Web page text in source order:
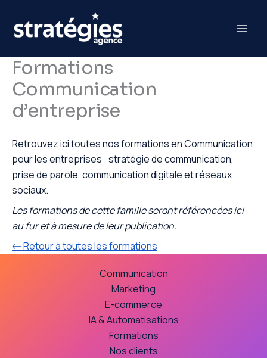
contenu
Formations
Communication
d’entreprise
Retrouvez ici toutes nos formations en Communication
pour les entreprises : stratégie de communication,
prise de parole, communication digitale et réseaux
sociaux.
Les formations de cette famille seront référencées ici
au fur et à mesure de leur publication.
← Retour à toutes les formations
Communication
Marketing
E-commerce
IA & Automatisations
Formations
Nos clients